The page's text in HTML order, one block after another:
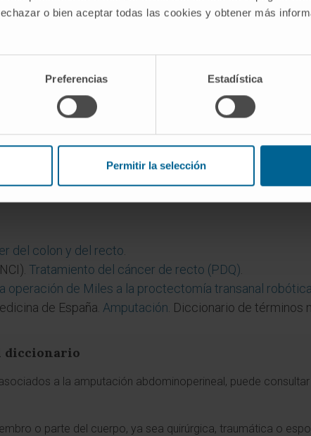
o bien aceptar todas las cookies y obtener más
Preferencias Estadística
Permitir la selección
de Miles?
abdominoperineal» designan el mismo
1908.
definitiva?
esfinteriano completo, no queda mecanismo de
a la pared abdominal. Esta es la diferencia
los esfínteres y permiten restablecer la
del colon y del recto
Tratamiento del cáncer de recto (PDQ)
operación de Miles a la proctectomía transanal robótica
de España. Amputación . Diccionario de términos
diccionario
a la amputación abdominoperineal, puede
o parte del cuerpo, ya sea quirúrgica, traumática o